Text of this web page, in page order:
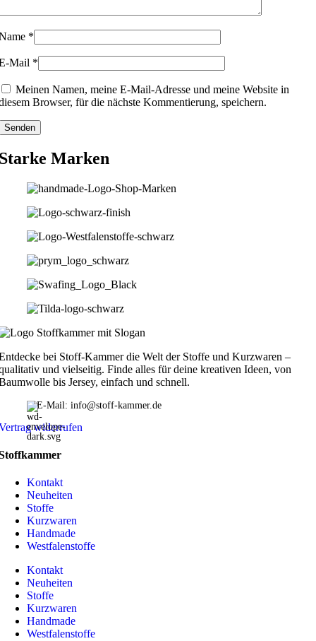
*
Mail *
Meinen Namen, meine E-Mail-Adresse und meine Website in
Browser, für die nächste Kommentierung, speichern.
Marken
bei Stoff-Kammer die Welt der Stoffe und Kurzwaren –
und vielseitig. Finde alles für deine kreativen Ideen, von
bis Jersey, einfach und schnell.
E-Mail: info@stoff-kammer.de
widerrufen
Kontakt
Neuheiten
Stoffe
Kurzwaren
Handmade
Westfalenstoffe
Kontakt
Neuheiten
Stoffe
Kurzwaren
Handmade
Westfalenstoffe